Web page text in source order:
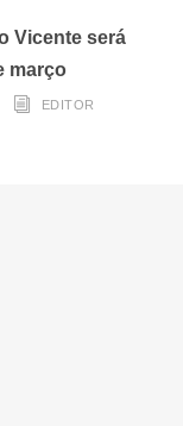
Vicente será
março
EDITOR